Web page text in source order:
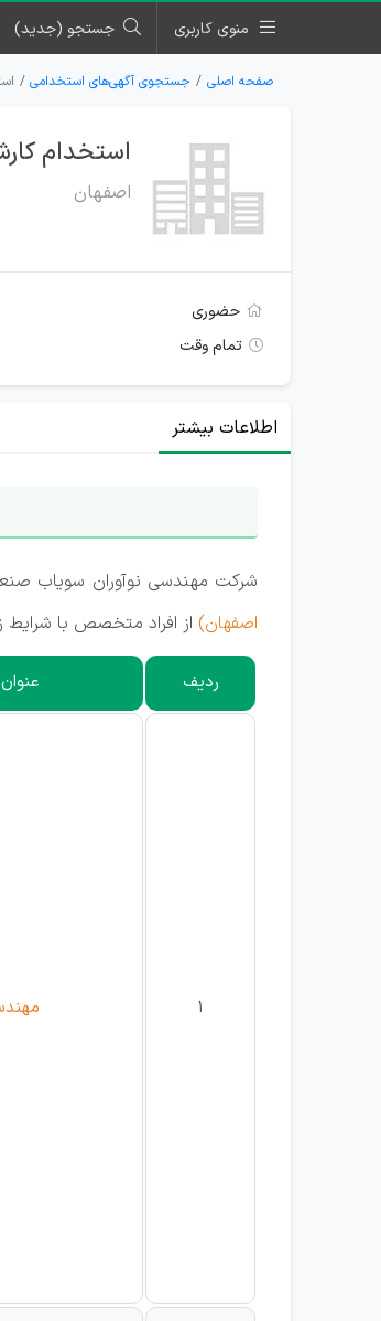
منوی کاربری جستجو (جدید)
صفحه اصلی جستجوی آگهی‌های استخدامی
استخدام
اصفهان
حضوری
تمام وقت
اطلاعات بیشتر
شرکت مهندسی نوآوران سویاب
اصفهان) از افراد متخصص با
ردیف
1